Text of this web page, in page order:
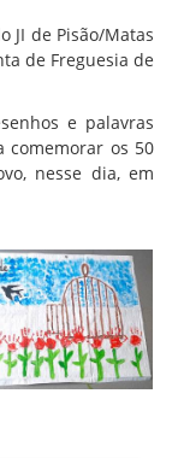
JI de Pisão/Matas
de Freguesia de
e palavras
comemorar os 50
nesse dia, em